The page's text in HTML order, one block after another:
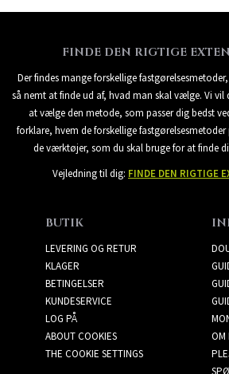
FINDE DEN RIGTIGE
Der findes mange forskellige
så nemt at finde ud af, hvad man skal vælge. Vi
at vælge den metode, som passer dig bedst
forklare, hvem de forskellige
de værktøjer, som du skal bruge for at finde
Vejledning til dig: FINDE DEN RIGTIGE
BUTIK
LEVERING OG RETUR
KLAGER
BETINGELSER
KUNDESERVICE
LOG PÅ
ABOUT COOKIES
THE COOKIE SETTINGS
OM